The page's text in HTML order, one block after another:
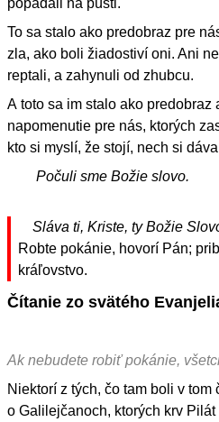
To sa stalo ako predobraz pre
zla, ako boli žiadostiví oni. Ani
reptali, a zahynuli od zhubcu.
A toto sa im stalo ako predobraz
napomenutie pre nás, ktorých
kto si myslí, že stojí, nech si
Počuli sme Božie slovo.
Sláva ti, Kriste, ty Božie
Robte pokánie, hovorí Pán;
kráľovstvo.
Čítanie zo svätého
Ak nebudete robiť pokánie,
Niektorí z tých, čo tam boli v
o Galilejčanoch, ktorých krv